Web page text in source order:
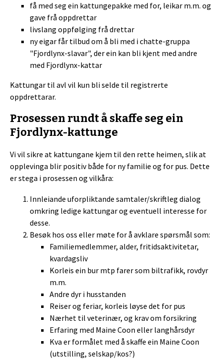
få med seg ein kattungepakke med for, leikar m.m. og
gave frå oppdrettar
livslang oppfølging frå drettar
ny eigar får tilbud om å bli med i chatte-gruppa
"Fjordlynx-slavar", der ein kan bli kjent med andre
med Fjordlynx-kattar
Kattungar til avl vil kun bli selde til registrerte
oppdrettarar.
Prosessen rundt å skaffe seg ein
Fjordlynx-kattunge
Vi vil sikre at kattungane kjem til den rette heimen, slik at
opplevinga blir positiv både for ny familie og for pus. Dette
er stega i prosessen og vilkåra:
Innleiande uforpliktande samtaler/skriftleg dialog
omkring ledige kattungar og eventuell interesse for
desse.
Besøk hos oss eller møte for å avklare spørsmål som:
Familiemedlemmer, alder, fritidsaktivitetar,
kvardagsliv
Korleis ein bur mtp farer som biltrafikk, rovdyr
m.m.
Andre dyr i husstanden
Reiser og feriar, korleis løyse det for pus
Nærhet til veterinær, og krav om forsikring
Erfaring med Maine Coon eller langhårsdyr
Kva er formålet med å skaffe ein Maine Coon
(utstilling, selskap/kos?)